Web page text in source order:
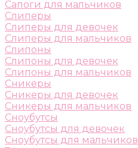
Сапоги для мальчиков
Слиперы
Слиперы для девочек
Слиперы для мальчиков
Слипоны
Слипоны для девочек
Слипоны для мальчиков
Сникеры
Сникеры для девочек
Сникеры для мальчиков
Сноубутсы
Сноубутсы для девочек
Сноубутсы для мальчиков